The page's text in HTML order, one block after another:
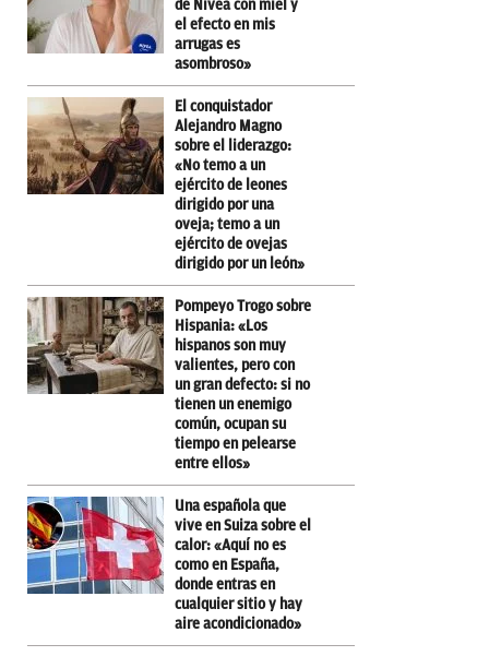
de Nivea con miel y
el efecto en mis
arrugas es
asombroso»
El conquistador
Alejandro Magno
sobre el liderazgo:
«No temo a un
ejército de leones
dirigido por una
oveja; temo a un
ejército de ovejas
dirigido por un león»
Pompeyo Trogo sobre
Hispania: «Los
hispanos son muy
valientes, pero con
un gran defecto: si no
tienen un enemigo
común, ocupan su
tiempo en pelearse
entre ellos»
Una española que
vive en Suiza sobre el
calor: «Aquí no es
como en España,
donde entras en
cualquier sitio y hay
aire acondicionado»